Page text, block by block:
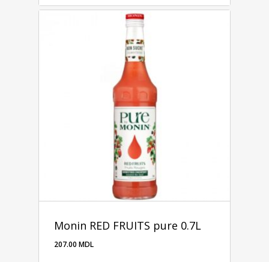
Monin RED FRUITS pure 0.7L
207.00 MDL